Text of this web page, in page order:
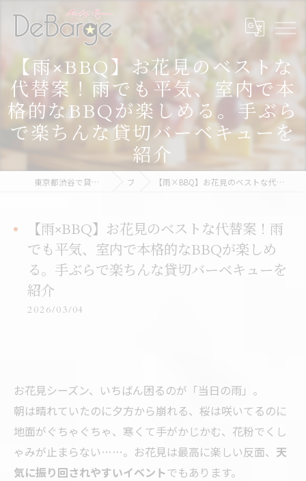
【雨×BBQ】お花見のベストな
代替案！雨でも平気、室内で本
格的なBBQが楽しめる。手ぶら
で楽ちんな貸切バーベキューを
紹介
東京都渋谷で貸切なら渋谷貸切パーティー＆BBQデバージ - DeBarge ブログ 【雨×BBQ】お花見のベストな代替案！雨でも平気、室内で本格的なBBQが楽しめる。手ぶらで楽ちんな貸切バーベキューを紹介
【雨×BBQ】お花見のベストな代替案！雨
でも平気、室内で本格的なBBQが楽しめ
る。手ぶらで楽ちんな貸切バーベキューを
紹介
2026/03/04
お花見シーズン、いちばん困るのが「当日の雨」。
朝は晴れていたのに夕方から崩れる、桜は咲いてるのに
地面がぐちゃぐちゃ、寒くて手がかじかむ、花粉でくし
ゃみが止まらない……。お花見は最高に楽しい反面、 天
気に振り回されやすいイベントでもあります。